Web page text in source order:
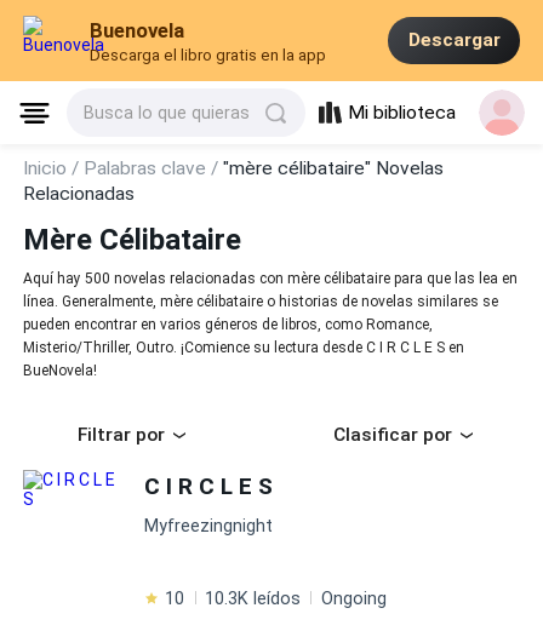
Buenovela
Descarga el libro gratis en la app
Descargar
Busca lo que quieras Mi biblioteca
Inicio / Palabras clave /"mère célibataire" Novelas
Relacionadas
Mère Célibataire
Aquí hay 500 novelas relacionadas con mère célibataire para que las lea en
línea. Generalmente, mère célibataire o historias de novelas similares se
pueden encontrar en varios géneros de libros, como Romance,
Misterio/Thriller, Outro. ¡Comience su lectura desde C I R C L E S en
BueNovela!
Filtrar por Clasificar por
C I R C L E S
Myfreezingnight
10 10.3K leídos Ongoing